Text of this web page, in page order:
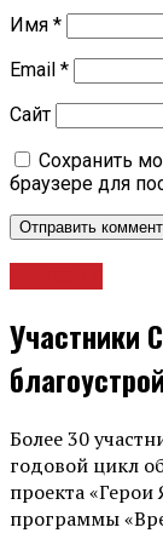
Имя *
Email *
Сайт
Сохранить
браузере для
Участники
Более 30
годовой цикл
проекта
программы